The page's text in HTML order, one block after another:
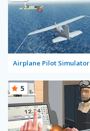
Airplane Pilot Simulator
5